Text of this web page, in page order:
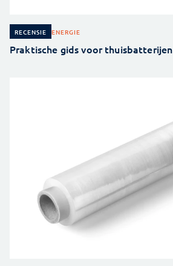
RECENSIE ENERGIE
Praktische gids voor thuisbatterijen